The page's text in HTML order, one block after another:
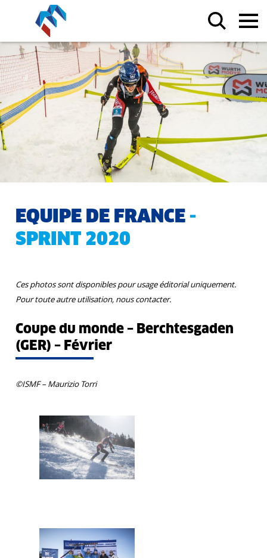
EQUIPE DE FRANCE -
SPRINT 2020
Ces photos sont disponibles pour usage éditorial uniquement.
Pour toute autre utilisation, nous contacter.
Coupe du monde – Berchtesgaden
(GER) – Février
©ISMF – Maurizio Torri